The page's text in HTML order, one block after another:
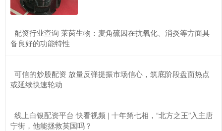
​配资行业查询 莱茵生物：麦角硫因在抗氧化、消炎等方面具
备良好的功能特性
​可信的炒股配资 放量反弹提振市场信心，筑底阶段盘面热点
或延续快速轮动
​线上白银配资平台 快看视频 | 十年第七相，“北方之王”入主唐
宁街，他能拯救英国吗？